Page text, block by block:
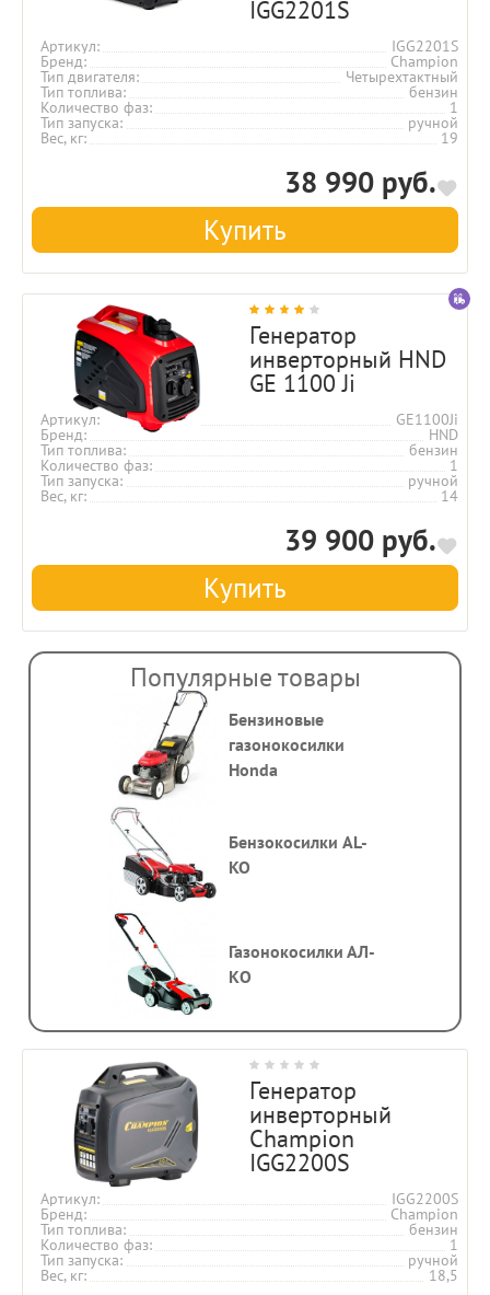
IGG2201S
Артикул IGG2201S
Бренд Champion
Тип двигателя Четырехтактный
Тип топлива бензин
Количество фаз 1
Тип запуска ручной
Вес, кг 19
38 990 руб.
Купить
Генератор
инверторный HND
GE 1100 Ji
Артикул GE1100Ji
Бренд HND
Тип топлива бензин
Количество фаз 1
Тип запуска ручной
Вес, кг 14
39 900 руб.
Купить
Популярные товары
Бензиновые
газонокосилки
Honda
Бензокосилки AL-
KO
Газонокосилки АЛ-
КО
Генератор
инверторный
Champion
IGG2200S
Артикул IGG2200S
Бренд Champion
Тип топлива бензин
Количество фаз 1
Тип запуска ручной
Вес, кг 18,5